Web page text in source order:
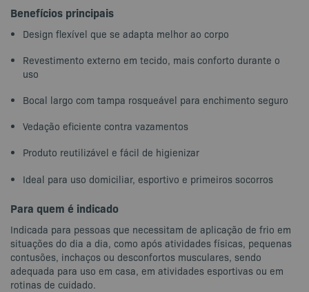
Benefícios principais
Design flexível que se adapta melhor ao corpo
Revestimento externo em tecido, mais conforto durante o
uso
Bocal largo com tampa rosqueável para enchimento seguro
Vedação eficiente contra vazamentos
Produto reutilizável e fácil de higienizar
Ideal para uso domiciliar, esportivo e primeiros socorros
Para quem é indicado
Indicada para pessoas que necessitam de aplicação de frio em
situações do dia a dia, como após atividades físicas, pequenas
contusões, inchaços ou desconfortos musculares, sendo
adequada para uso em casa, em atividades esportivas ou em
rotinas de cuidado.